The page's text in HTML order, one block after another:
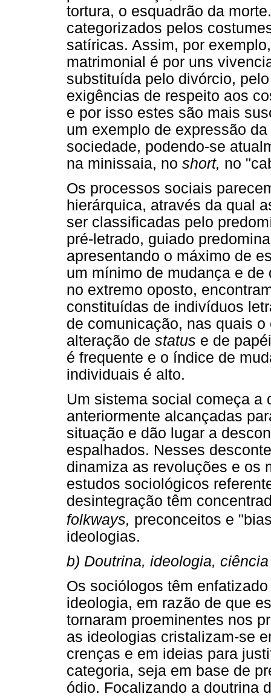
tortura, o esquadrão da
categorizados pelos
satíricas. Assim, por
matrimonial é por uns
substituída pelo divórcio,
exigências de respeito aos
e por isso estes são mais
um exemplo de expressão
sociedade, podendo-se
na minissaia, no short, no
Os processos sociais
hierárquica, através da qual
ser classificadas pelo
pré-letrado, guiado
apresentando o máximo de
um mínimo de mudança e
no extremo oposto,
constituídas de indivíduos
de comunicação, nas quais
alteração de status e de
é frequente e o índice de
individuais é alto.
Um sistema social começa a
anteriormente alcançadas
situação e dão lugar a
espalhados. Nesses
dinamiza as revoluções e os
estudos sociológicos
desintegração têm
folkways, preconceitos e
ideologias.
b) Doutrina, ideologia, ciência
Os sociólogos têm
ideologia, em razão de que
tornaram proeminentes nos
as ideologias cristalizam-se
crenças e em ideias para
categoria, seja em base de
ódio. Focalizando a doutrina